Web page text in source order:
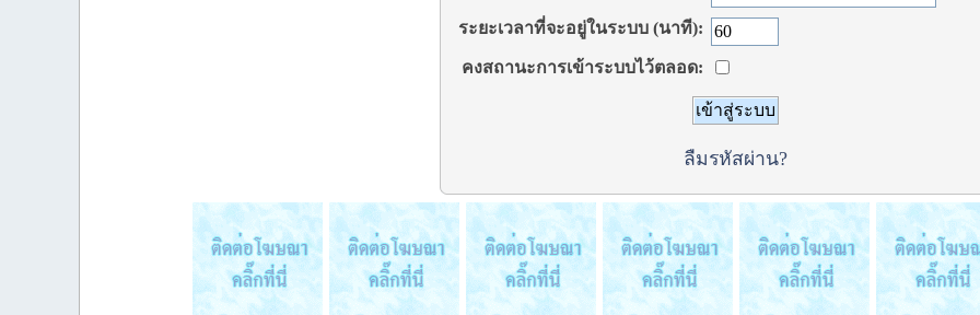
ระยะเวลาที่จะอยู่ในระบบ (นาที):
คงสถานะการเข้าระบบไว้ตลอด:
ลืมรหัสผ่าน?